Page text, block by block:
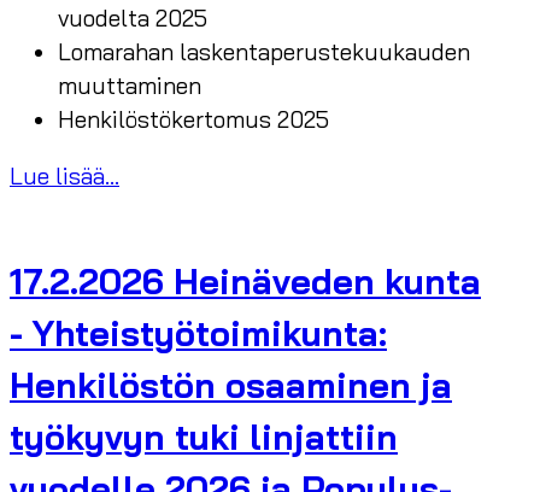
vuodelta 2025
Lomarahan laskentaperustekuukauden
muuttaminen
Henkilöstökertomus 2025
Lue lisää...
17.2.2026 Heinäveden kunta
- Yhteistyötoimikunta:
Henkilöstön osaaminen ja
työkyvyn tuki linjattiin